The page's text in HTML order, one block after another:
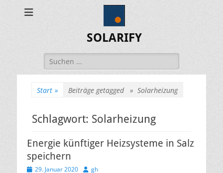
SOLARIFY
Suchen
nach:
Start » Beiträge getagged » Solarheizung
Schlagwort: Solarheizung
Energie künftiger Heizsysteme in Salz
speichern
Veröffentlicht
29. Januar 2020 Autor
gh